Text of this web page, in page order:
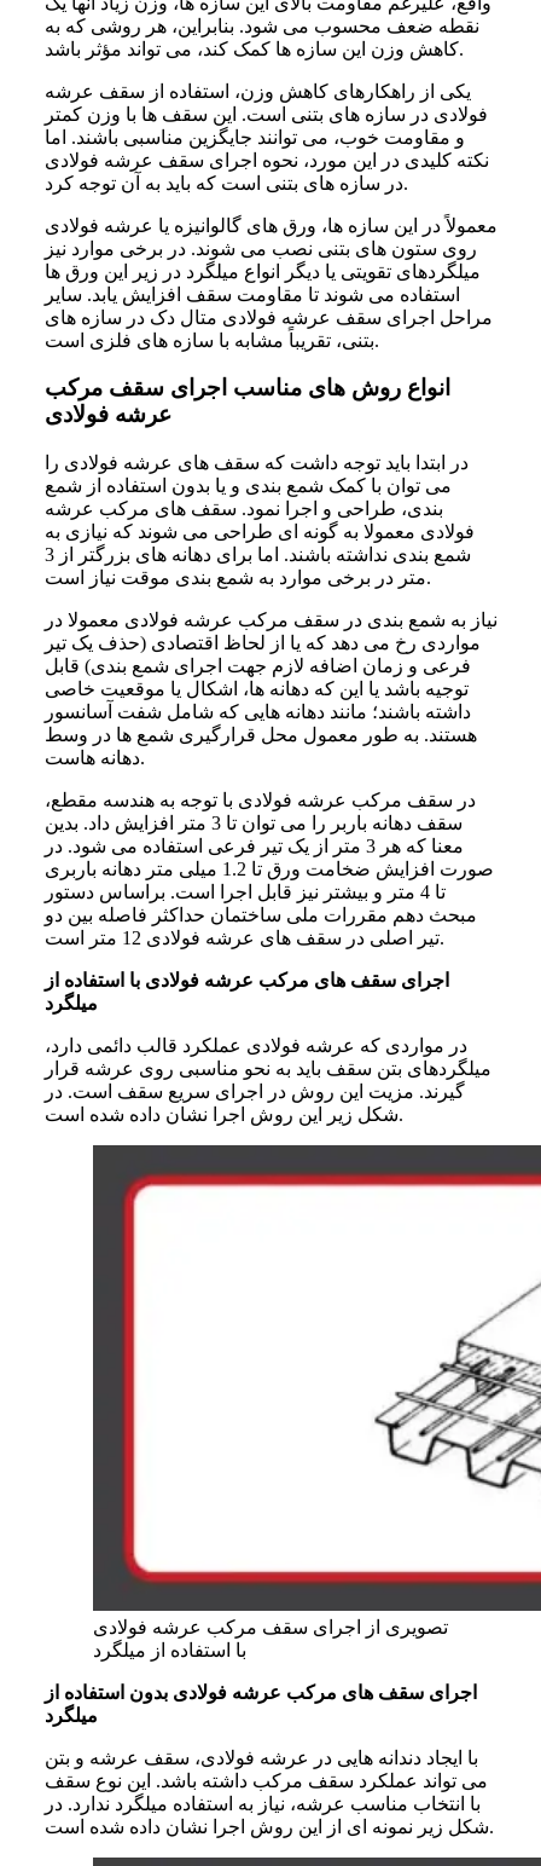
نقطه ضعف محسوب می شود. بنابراین، هر روشی که به
کاهش وزن این سازه ها کمک کند، می تواند مؤثر باشد.
یکی از راهکارهای کاهش وزن، استفاده از سقف عرشه
فولادی در سازه های بتنی است. این سقف ها با وزن کمتر
و مقاومت خوب، می توانند جایگزین مناسبی باشند. اما
نکته کلیدی در این مورد، نحوه اجرای سقف عرشه فولادی
در سازه های بتنی است که باید به آن توجه کرد.
معمولاً در این سازه ها، ورق های گالوانیزه یا عرشه فولادی
روی ستون های بتنی نصب می شوند. در برخی موارد نیز
میلگردهای تقویتی یا دیگر انواع میلگرد در زیر این ورق ها
استفاده می شوند تا مقاومت سقف افزایش یابد. سایر
مراحل اجرای سقف عرشه فولادی متال دک در سازه های
بتنی، تقریباً مشابه با سازه های فلزی است.
انواع روش های مناسب اجرای سقف مرکب
عرشه فولادی
در ابتدا باید توجه داشت که سقف های عرشه فولادی را
می توان با کمک شمع بندی و یا بدون استفاده از شمع
بندی، طراحی و اجرا نمود. سقف های مرکب عرشه
فولادی معمولا به گونه ای طراحی می شوند که نیازی به
شمع بندی نداشته باشند. اما برای دهانه های بزرگتر از 3
متر در برخی موارد به شمع بندی موقت نیاز است.
نیاز به شمع بندی در سقف مرکب عرشه فولادی معمولا در
مواردی رخ می دهد که یا از لحاظ اقتصادی (حذف یک تیر
فرعی و زمان اضافه لازم جهت اجرای شمع بندی) قابل
توجیه باشد یا این که دهانه ها، اشکال یا موقعیت خاصی
داشته باشند؛ مانند دهانه هایی که شامل شفت آسانسور
هستند. به طور معمول محل قرارگیری شمع ها در وسط
دهانه هاست.
در سقف مرکب عرشه فولادی با توجه به هندسه مقطع،
سقف دهانه باربر را می توان تا 3 متر افزایش داد. بدین
معنا که هر 3 متر از یک تیر فرعی استفاده می شود. در
صورت افزایش ضخامت ورق تا 1.2 میلی متر دهانه باربری
تا 4 متر و بیشتر نیز قابل اجرا است. براساس دستور
مبحث دهم مقررات ملی ساختمان حداکثر فاصله بین دو
تیر اصلی در سقف های عرشه فولادی 12 متر است.
اجرای سقف های مرکب عرشه فولادی با استفاده از
میلگرد
در مواردی که عرشه فولادی عملکرد قالب دائمی دارد،
میلگردهای بتن سقف باید به نحو مناسبی روی عرشه قرار
گیرند. مزیت این روش در اجرای سریع سقف است. در
شکل زیر این روش اجرا نشان داده شده است.
تصویری از اجرای سقف مرکب عرشه فولادی
با استفاده از میلگرد
اجرای سقف های مرکب عرشه فولادی بدون استفاده از
میلگرد
با ایجاد دندانه هایی در عرشه فولادی، سقف عرشه و بتن
می تواند عملکرد سقف مرکب داشته باشد. این نوع سقف
با انتخاب مناسب عرشه، نیاز به استفاده میلگرد ندارد. در
شکل زیر نمونه ای از این روش اجرا نشان داده شده است.